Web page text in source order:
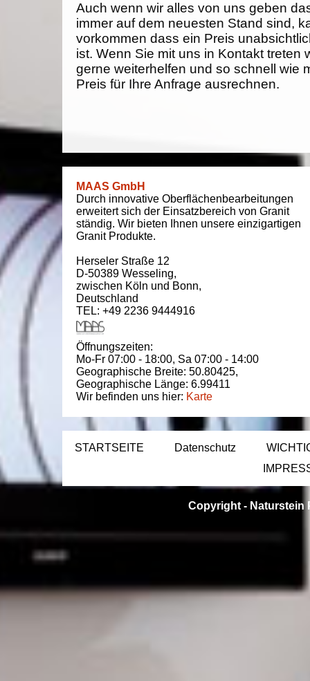
Auch wenn wir alles von uns geben
immer auf dem neuesten Stand sind,
vorkommen dass ein Preis
ist. Wenn Sie mit uns in Kontakt treten
gerne weiterhelfen und so schnell wie
Preis für Ihre Anfrage ausrechnen.
MAAS GmbH
Durch innovative Oberflächenbearbeitungen
erweitert sich der Einsatzbereich von Granit
ständig. Wir bieten Ihnen unsere einzigartigen
Granit Produkte.
Herseler Straße 12
D-50389 Wesseling,
zwischen Köln und Bonn,
Deutschland
TEL: +49 2236 9444916
Öffnungszeiten:
Mo-Fr 07:00 - 18:00, Sa 07:00 - 14:00
Geographische Breite: 50.80425,
Geographische Länge: 6.99411
Wir befinden uns hier: Karte
STARTSEITE Datenschutz
Copyright - Naturstein